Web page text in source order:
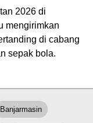
2026 di
mengirimkan
di cabang
sepak bola.
Banjarmasin